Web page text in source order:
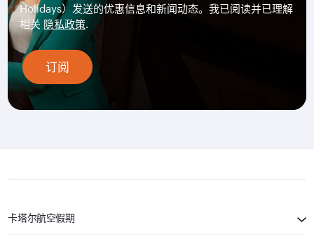
Holidays）发送的优惠信息和新闻动态。我已阅读并已理解
相关 隐私政策.
订阅
卡塔尔航空假期